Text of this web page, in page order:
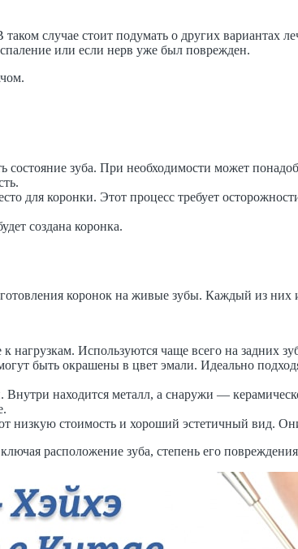
случае стоит подумать о других вариантах
или если нерв уже был поврежден.
зуба. При необходимости может
для коронки. Этот процесс требует
создана коронка.
коронок на живые зубы. Каждый из
Используются чаще всего на задних
быть окрашены в цвет эмали. Идеально
находится металл, а снаружи —
низкую стоимость и хороший эстетичный вид.
расположение зуба, степень его